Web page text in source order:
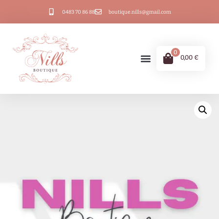
0483 70 86 88 boutique.nills@gmail.com
0
0,00 €